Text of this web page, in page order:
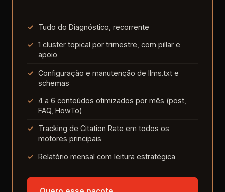
Tudo do Diagnóstico, recorrente
1 cluster topical por trimestre, com pillar e
apoio
Configuração e manutenção de llms.txt e
schemas
4 a 6 conteúdos otimizados por mês (post,
FAQ, HowTo)
Tracking de Citation Rate em todos os
motores principais
Relatório mensal com leitura estratégica